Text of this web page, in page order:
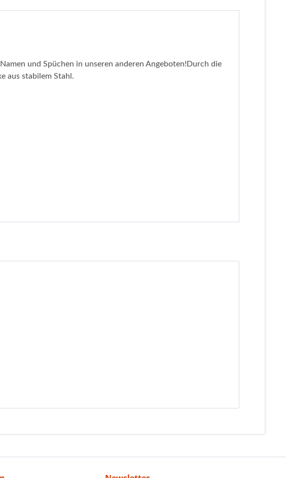
und Spüchen in unseren anderen Angeboten!Durch die
aus stabilem Stahl.